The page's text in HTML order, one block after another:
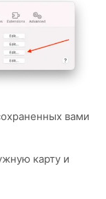
вами
карту и